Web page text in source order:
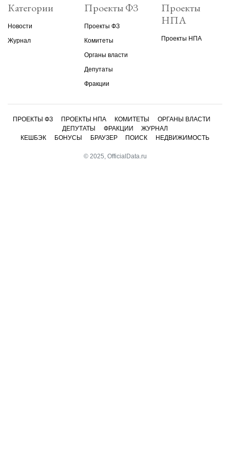
Категории
Новости
Журнал
Проекты ФЗ
Проекты ФЗ
Комитеты
Органы власти
Депутаты
Фракции
Проекты
НПА
Проекты НПА
ПРОЕКТЫ ФЗ ПРОЕКТЫ НПА КОМИТЕТЫ
ОРГАНЫ ВЛАСТИ
ДЕПУТАТЫ
ФРАКЦИИ
ЖУРНАЛ
КЕШБЭК
БОНУСЫ БРАУЗЕР ПОИСК НЕДВИЖИМОСТЬ
© 2025, OfficialData.ru